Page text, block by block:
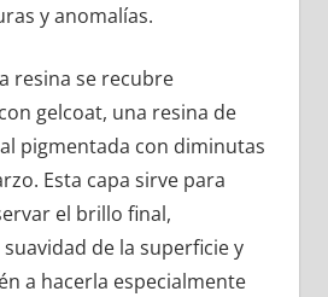
y anomalías.
resina se recubre
gelcoat, una resina de
pigmentada con diminutas
Esta capa sirve para
el brillo final,
de la superficie y
a hacerla especialmente